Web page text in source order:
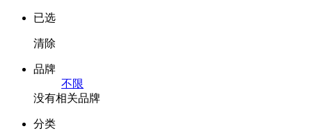
已选
清除
品牌
不限
没有相关品牌
分类